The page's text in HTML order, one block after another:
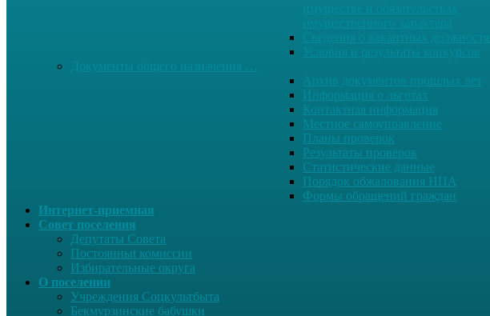
Сведения о вакантных должностях
Условия и результаты конкурсов
Документы общего назначения …
Архив документов прошлых лет
Информация о льготах
Контактная информация
Местное самоуправление
Планы проверок
Результаты проверок
Статистические данные
Порядок обжалования НПА
Формы обращений граждан
Интернет-приемная
Совет поселения
Депутаты Совета
Постоянныt комиссии
Избирательные округа
О поселении
Учреждения Соцкультбыта
Бекмурзинские бабушки